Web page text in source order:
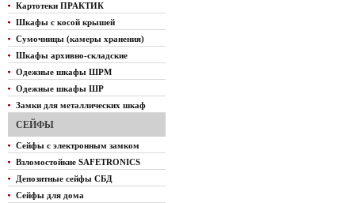
Картотеки ПРАКТИК
Шкафы с косой крышей
Сумочницы (камеры хранения)
Шкафы архивно-складские
Одежные шкафы ШРМ
Одежные шкафы ШР
Замки для металлических шкаф
СЕЙФЫ
Сейфы с электронным замком
Взломостойкие SAFETRONICS
Депозитные сейфы СБД
Сейфы для дома